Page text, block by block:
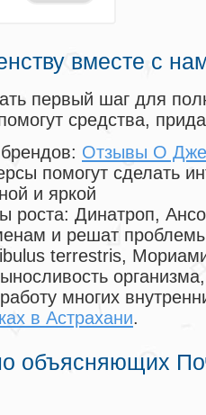
вместе с
первый шаг для
средства,
Отзывы О
помогут сделать
и яркой
роста: Динатроп,
и решат
terrestris,
многих
в Астрахани.
объясняющих